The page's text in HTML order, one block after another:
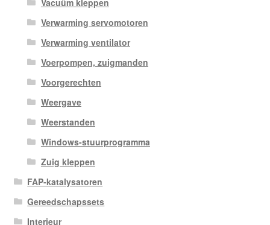
Vacuüm kleppen
Verwarming servomotoren
Verwarming ventilator
Voerpompen, zuigmanden
Voorgerechten
Weergave
Weerstanden
Windows-stuurprogramma
Zuig kleppen
FAP-katalysatoren
Gereedschapssets
Interieur